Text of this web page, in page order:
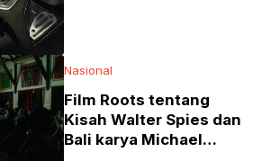
Nasional
Film Roots tentang
Kisah Walter Spies dan
Bali karya Michael